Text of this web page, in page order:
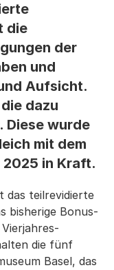
die
der
und
Aufsicht.
dazu
Diese wurde
mit dem
2025 in Kraft.
das teilrevidierte
bisherige Bonus-
die fünf
Basel, das